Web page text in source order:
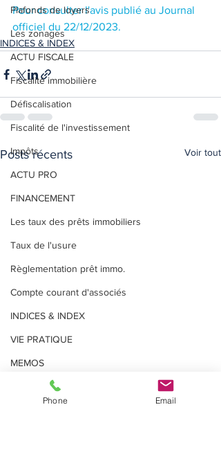
Plafonds de loyers
Les zonages
ACTU FISCALE
Fiscalité immobilière
Défiscalisation
Fiscalité de l'investissement
Impôts
ACTU PRO
FINANCEMENT
Les taux des prêts immobiliers
Taux de l'usure
Règlementation prêt immo.
Compte courant d'associés
INDICES & INDEX
VIE PRATIQUE
MEMOS
Pour consulter l'avis publié au Journal
officiel du 22/12/2023.
INDICES & INDEX
Posts récents Voir tout
Phone Email